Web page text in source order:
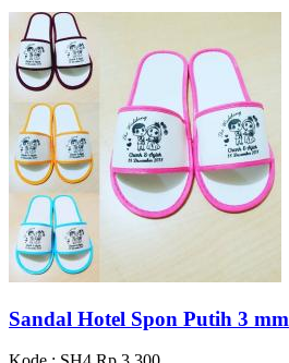
Sandal Hotel Spon Putih 3 mm